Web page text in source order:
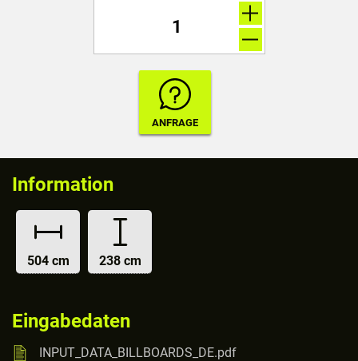
Information
504 cm 238 cm
Eingabedaten
INPUT_DATA_BILLBOARDS_DE.pdf